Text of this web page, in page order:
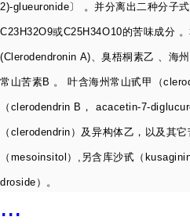
2)-glueuronide〕 。并分离出二种分子
C23H32O9或C25H34O10的苦味成分
(Clerodendronin A)、臭梧桐素乙 、海
常山苦素B 。 叶含海州常山甙甲（
（ clerodendrin B ， acacetin-7-
（ clerodendrin ）及异构体乙，以及其
（ mesoinsitol ） , 另含库沙甙（
droside ）。
...